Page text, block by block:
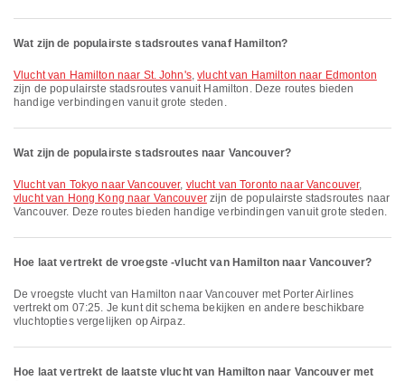
Wat zijn de populairste stadsroutes vanaf Hamilton?
vlucht van Hamilton naar St. John's,vlucht van Hamilton naar Edmonton
zijn de populairste stadsroutes vanuit Hamilton. Deze routes bieden
handige verbindingen vanuit grote steden.
Wat zijn de populairste stadsroutes naar Vancouver?
vlucht van Tokyo naar Vancouver, vlucht van Toronto naar Vancouver,
vlucht van Hong Kong naar Vancouverzijn de populairste stadsroutes naar
Vancouver. Deze routes bieden handige verbindingen vanuit grote steden.
Hoe laat vertrekt de vroegste -vlucht van Hamilton naar Vancouver?
De vroegste vlucht van Hamilton naar Vancouver met Porter Airlines
vertrekt om 07:25. Je kunt dit schema bekijken en andere beschikbare
vluchtopties vergelijken op Airpaz.
Hoe laat vertrekt de laatste vlucht van Hamilton naar Vancouver met